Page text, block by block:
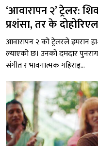
‘आवारापन २’ ट्रेलर:
प्रशंसा, तर के
आवारापन २ को ट्रेलरले इमरान
ल्याएको छ। उनको दमदार
संगीत र भावनात्मक गहिराइ...